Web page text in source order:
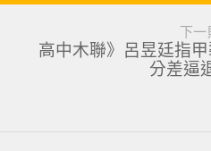
下一
高中木聯》呂昱廷指
分差逼